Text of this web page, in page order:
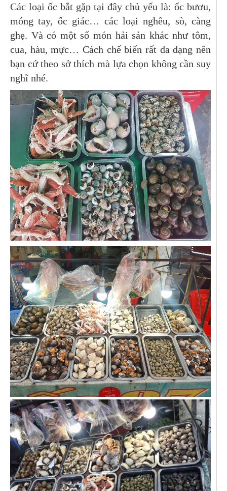
Các loại ốc bắt gặp tại đây chủ yếu là: ốc bươu,
móng tay, ốc giác… các loại nghêu, sò, càng
ghẹ. Và có một số món hải sản khác như tôm,
cua, hàu, mực… Cách chế biến rất đa dạng nên
bạn cứ theo sở thích mà lựa chọn không cần suy
nghĩ nhé.